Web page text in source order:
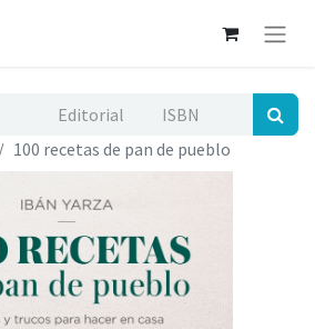
100 recetas de pan de pueblo